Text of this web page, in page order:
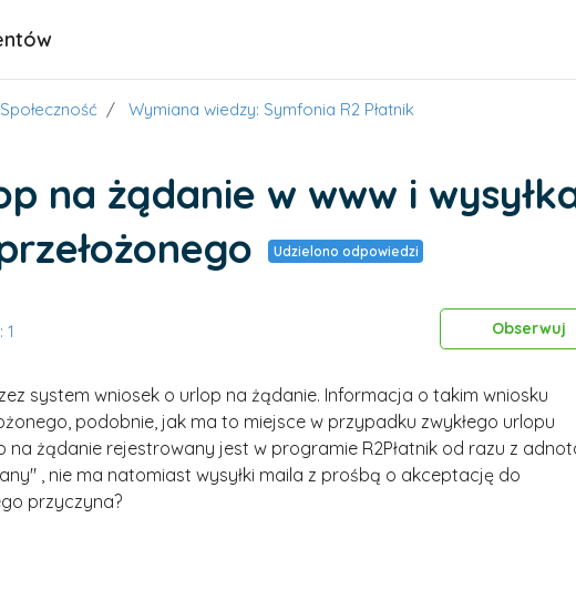
Społeczność Wymiana wiedzy: Symfonia R2 Płatnik
na żądanie w www i
Udzielono odpowiedzi
Obserwuj
system wniosek o urlop na żądanie. Informacja o takim wniosku
podobnie, jak ma to miejsce w przypadku zwykłego urlopu
na żądanie rejestrowany jest w programie R2Płatnik od razu z
, nie ma natomiast wysyłki maila z prośbą o akceptację do
przyczyna?